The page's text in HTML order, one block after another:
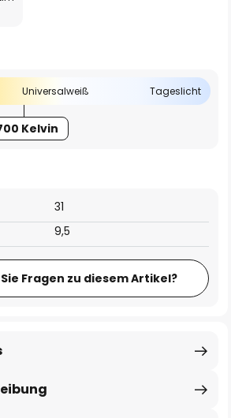
Universalweiß Tageslicht
Kelvin
9,5
31
Fragen zu diesem Artikel?